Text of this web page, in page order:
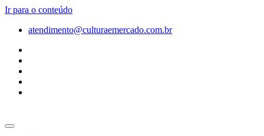
Ir para o conteúdo
atendimento@culturaemercado.com.br